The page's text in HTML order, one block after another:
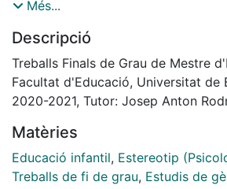
possibles missatges o aspectes del
d’estereotips sobre els rols de
correspon a les dones i allò que
els contes, els colors, els dibuixos,
motiu és important noves
l’educació des d’una edat
El següent treball consta d’una
els estereotips de gènere estan
Més...
Descripció
Treballs Finals de Grau de Mestre
Facultat d'Educació, Universitat de
2020-2021, Tutor: Josep Anton
Matèries
Educació infantil, Estereotip
Treballs de fi de grau, Estudis de